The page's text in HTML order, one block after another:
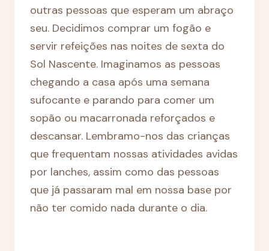
outras pessoas que esperam um abraço
seu. Decidimos comprar um fogão e
servir refeições nas noites de sexta do
Sol Nascente. Imaginamos as pessoas
chegando a casa após uma semana
sufocante e parando para comer um
sopão ou macarronada reforçados e
descansar. Lembramo-nos das crianças
que frequentam nossas atividades avidas
por lanches, assim como das pessoas
que já passaram mal em nossa base por
não ter comido nada durante o dia.